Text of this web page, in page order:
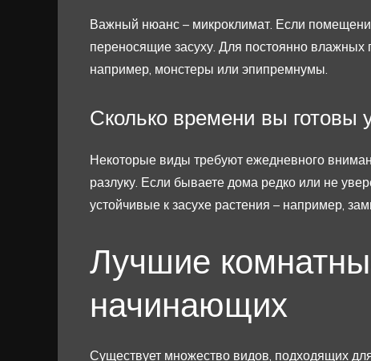
Важный нюанс – микроклимат. Если
переносящие засуху. Для постоянно влажных
например, монстеры или эпипремнумы.
Сколько времени вы готовы
Некоторые виды требуют ежедневного
разлуку. Если бываете дома редко или не
устойчивые к засухе растения – например,
Лучшие
начинающих
Существует множество видов, подходящих